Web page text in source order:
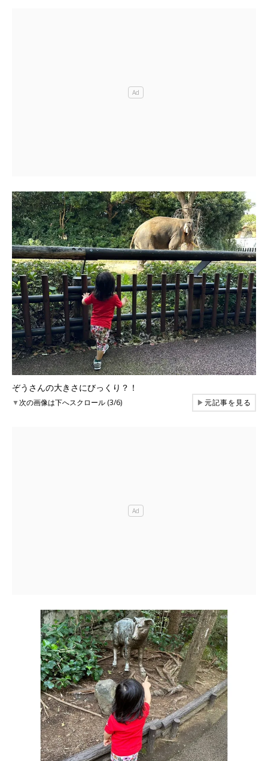
ぞうさんの大きさにびっくり？！
▼次の画像は下へスクロール (3/6) ▶元記事を見る